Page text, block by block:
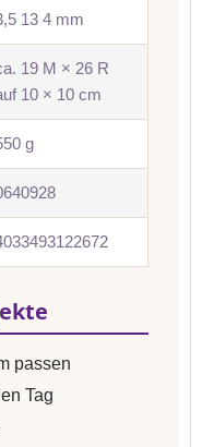
13 4 mm
19 M × 26 R
10 × 10 cm
g
passen
Tag